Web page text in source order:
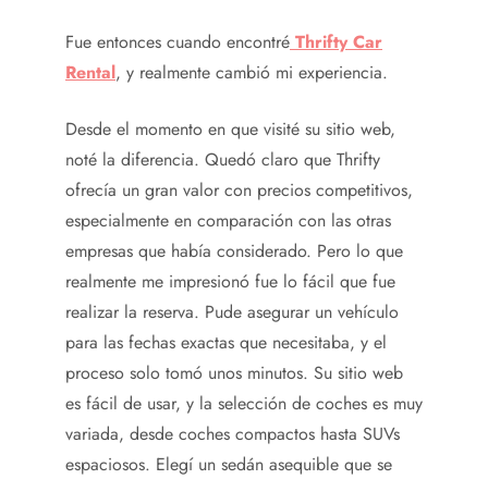
Fue entonces cuando encontré Thrifty Car
Rental, y realmente cambió mi experiencia.
Desde el momento en que visité su sitio web,
noté la diferencia. Quedó claro que Thrifty
ofrecía un gran valor con precios competitivos,
especialmente en comparación con las otras
empresas que había considerado. Pero lo que
realmente me impresionó fue lo fácil que fue
realizar la reserva. Pude asegurar un vehículo
para las fechas exactas que necesitaba, y el
proceso solo tomó unos minutos. Su sitio web
es fácil de usar, y la selección de coches es muy
variada, desde coches compactos hasta SUVs
espaciosos. Elegí un sedán asequible que se